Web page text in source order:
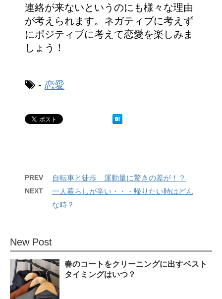
連絡が来ないというのにも様々な理由
が考えられます。ネガティブに考えず
にポジティブに考えて恋愛を楽しみま
しょう！
- 恋愛
PREV 自転車と徒歩 運動量に驚きの差が！？
NEXT
一人暮らしが辛い・・・帰りたい時はどん
な時？
New Post
春のコートをクリーニングに出すベスト
タイミングはいつ？